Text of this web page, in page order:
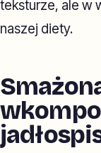
teksturze, ale w
naszej diety.